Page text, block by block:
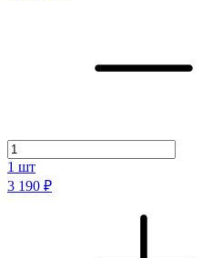
1 шт
3 190 ₽